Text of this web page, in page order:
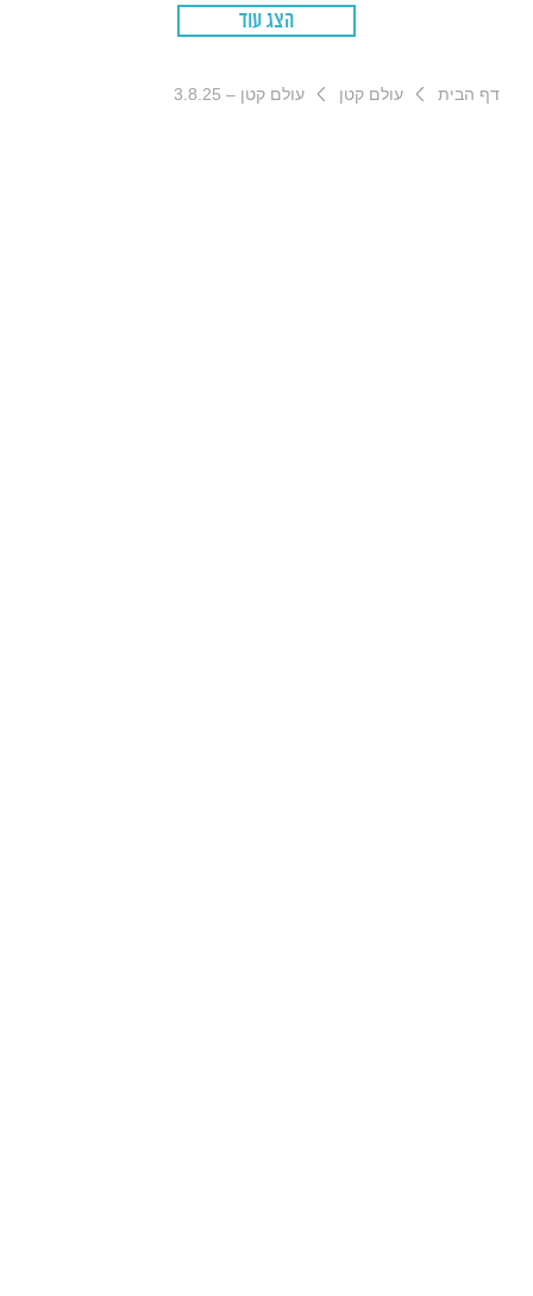
הצג עוד
דף הבית עולם קטן עולם קטן – 3.8.25